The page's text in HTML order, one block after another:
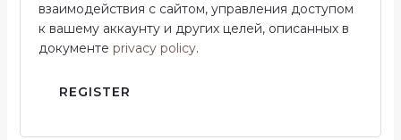
взаимодействия с сайтом, управления доступом
к вашему аккаунту и других целей, описанных в
документе privacy policy.
REGISTER